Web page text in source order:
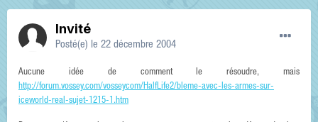
Invité
Posté(e) le 22 décembre 2004
Aucune idée de comment le résoudre, mais
http://forum.vossey.com/vosseycom/HalfLife2/bleme-avec-les-armes-sur-
iceworld-real-sujet-1215-1.htm